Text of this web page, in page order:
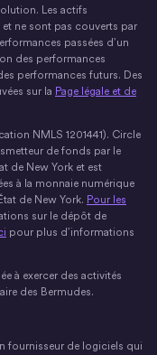
Les actifs
ne sont pas couverts par
passées d’un
des performances
performances futurs. Des
sur la Page légale et de
NMLS 1201441). Circle
de fonds par le
de New York et est
à la monnaie numérique
de New York. Pour les
sur le dépôt de
pour plus d’informations
à exercer des activités
des Bermudes.
fournisseur de logiciels qui